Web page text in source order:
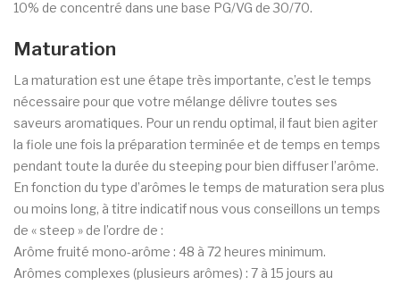
10% de concentré dans une base PG/VG de 30/70.
Maturation
La maturation est une étape très importante, c’est le temps
nécessaire pour que votre mélange délivre toutes ses
saveurs aromatiques. Pour un rendu optimal, il faut bien agiter
la fiole une fois la préparation terminée et de temps en temps
pendant toute la durée du steeping pour bien diffuser l’arôme.
En fonction du type d’arômes le temps de maturation sera plus
ou moins long, à titre indicatif nous vous conseillons un temps
de « steep » de l’ordre de :
Arôme fruité mono-arôme : 48 à 72 heures minimum.
Arômes complexes (plusieurs arômes) : 7 à 15 jours au